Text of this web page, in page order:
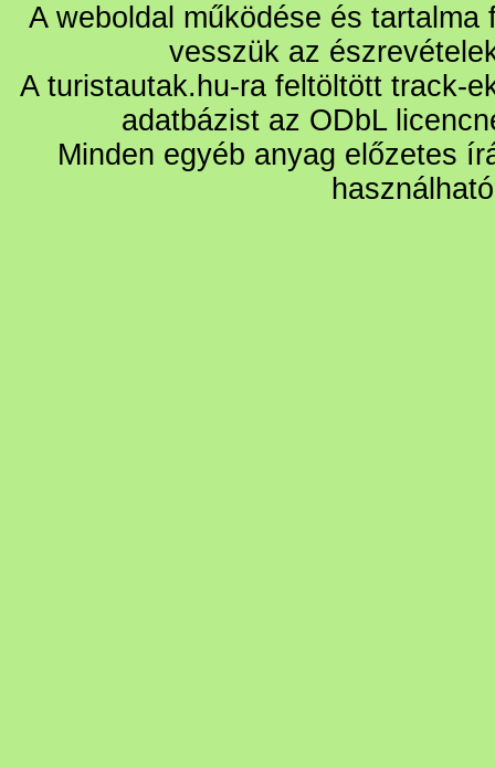
A weboldal működése és
vesszük az
A turistautak.hu-ra feltöltött track-
adatbázist az ODbL
Minden egyéb anyag előzetes